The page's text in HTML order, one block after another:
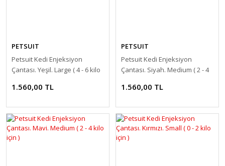
PETSUIT
Petsuit Kedi Enjeksiyon
Çantası. Yeşil. Large ( 4 - 6 kilo
1.560,00 TL
PETSUIT
Petsuit Kedi Enjeksiyon
Çantası. Siyah. Medium ( 2 - 4
1.560,00 TL